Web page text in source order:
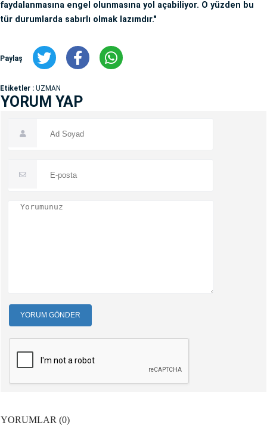
faydalanmasına engel olunmasına yol açabiliyor. O yüzden bu
tür durumlarda sabırlı olmak lazımdır."
Paylaş
Etiketler : UZMAN
YORUM YAP
YORUM GÖNDER
YORUMLAR (0)